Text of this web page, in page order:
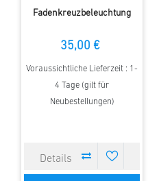
Fadenkreuzbeleuchtung
35,00 €
Voraussichtliche Lieferzeit : 1-
4 Tage (gilt für
Neubestellungen)